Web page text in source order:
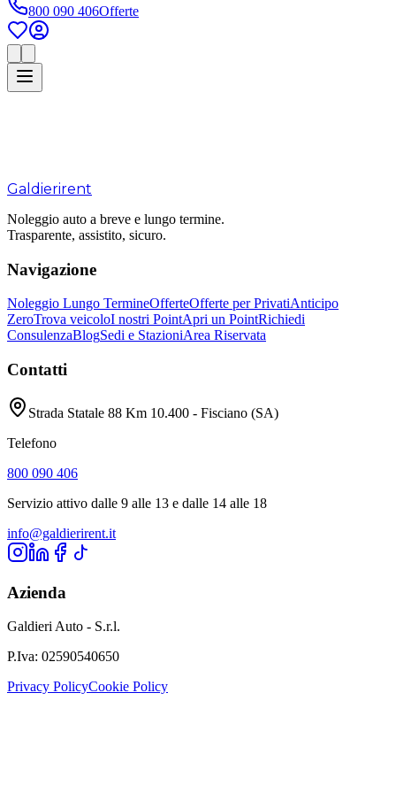
800 090 406Offerte
Galdierirent
Noleggio auto a breve e lungo termine.
Trasparente, assistito, sicuro.
Navigazione
Noleggio Lungo TermineOfferteOfferte per PrivatiAnticipo
ZeroTrova veicoloI nostri PointApri un PointRichiedi
ConsulenzaBlogSedi e StazioniArea Riservata
Contatti
Strada Statale 88 Km 10.400 - Fisciano (SA)
Telefono
800 090 406
Servizio attivo dalle 9 alle 13 e dalle 14 alle 18
info@galdierirent.it
Azienda
Galdieri Auto - S.r.l.
P.Iva: 02590540650
Privacy PolicyCookie Policy